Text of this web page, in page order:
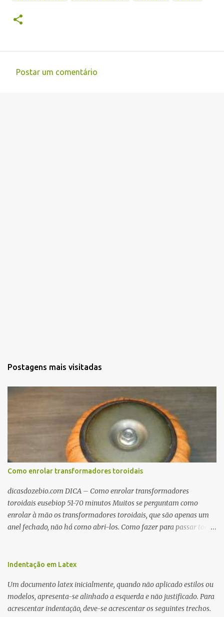
Postar um comentário
Postagens mais visitadas
Como enrolar transformadores toroidais
dicasdozebio.com DICA – Como enrolar transformadores
toroidais eusebiop 51-70 minutos Muitos se perguntam como
enrolar à mão os transformadores toroidais, que são apenas um
anel fechado, não há como abri-los. Como fazer para passar toda
utilizadas para automatizar a bobinagem de grandes e pequenos
dos núcleos e dos transformadores toroidais e como foram
desmontados dois deles. Características dos transformadores
toroidais Os transformadores toroidais tem aparecido cada vez
Indentação em Latex
Um documento latex inicialmente, quando não aplicado estilos ou
modelos, apresenta-se alinhado a esquerda e não justificado. Para
acrescentar indentação, deve-se acrescentar os seguintes trechos.